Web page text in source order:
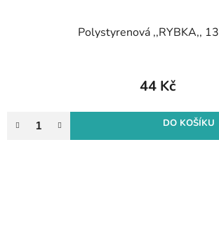
Polystyrenová ,,RYBKA,,
44 Kč
DO KOŠÍKU